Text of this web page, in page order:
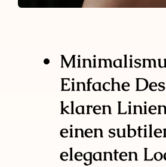
Einfache
klaren
einen
eleganten